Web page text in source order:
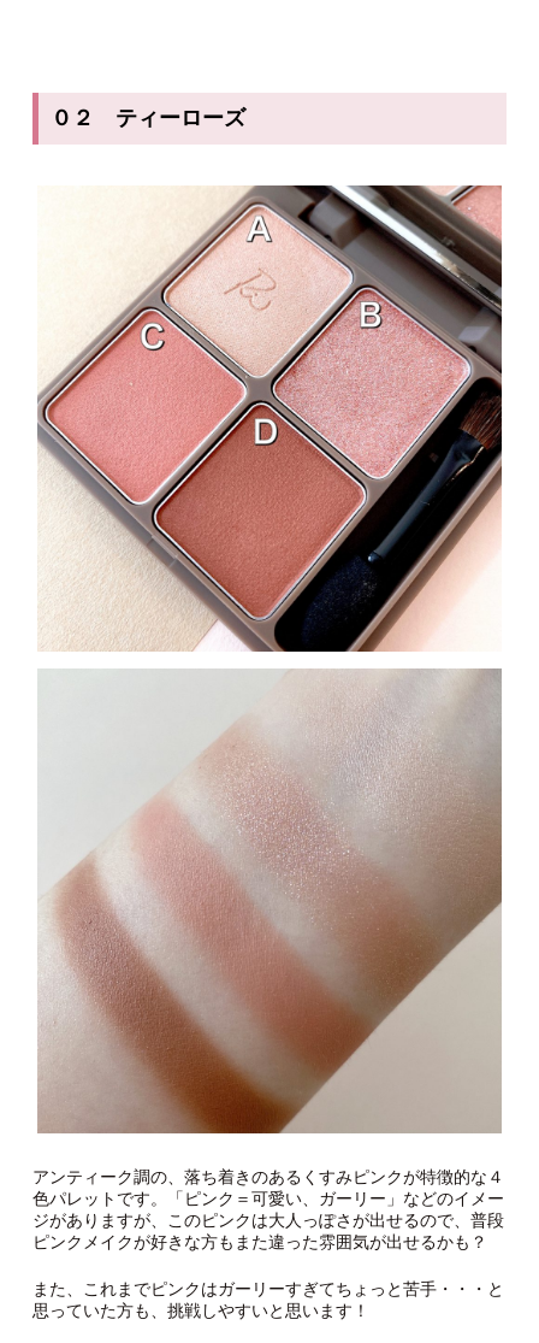
０２ ティーローズ
アンティーク調の、落ち着きのあるくすみピンクが特徴的な４
色パレットです。「ピンク＝可愛い、ガーリー」などのイメー
ジがありますが、このピンクは大人っぽさが出せるので、普段
ピンクメイクが好きな方もまた違った雰囲気が出せるかも？
また、これまでピンクはガーリーすぎてちょっと苦手・・・と
思っていた方も、挑戦しやすいと思います！